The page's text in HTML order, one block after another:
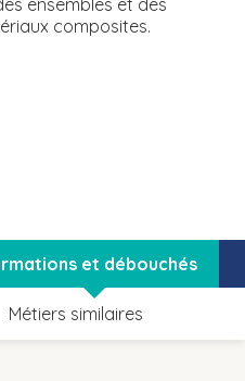
ensembles et des
composites.
et débouchés
Métiers similaires